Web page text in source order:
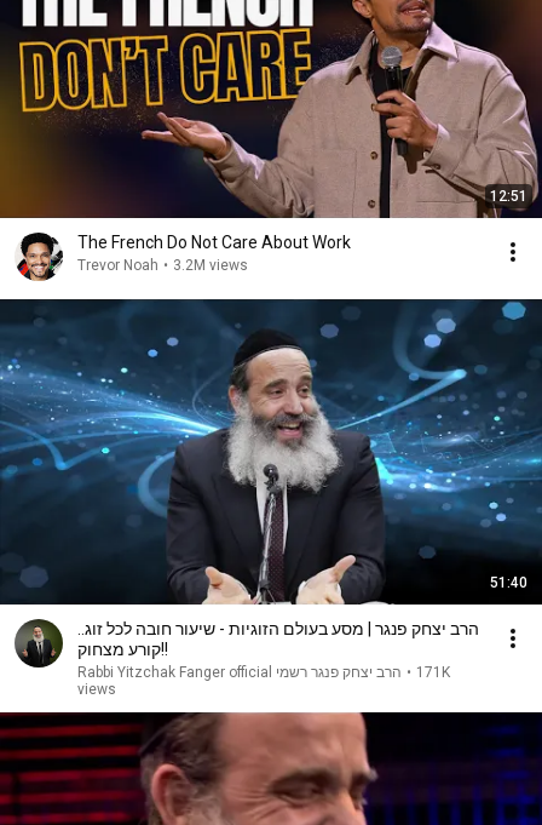
12:51
The French Do Not Care About Work
Trevor Noah • 3.2M views
51:40
הרב יצחק פנגר | מסע בעולם הזוגיות - שיעור חובה לכל זוג..
קורע מצחוק!!
הרב יצחק פנגר רשמי Rabbi Yitzchak Fanger official • 171K
views